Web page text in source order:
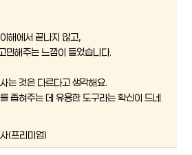
해에서 끝나지 않고,
민해주는 느낌이 들었습니다.
는 것은 다르다고 생각해요.
좁혀주는 데 유용한 도구라는 확신이 드네
(프리미엄)